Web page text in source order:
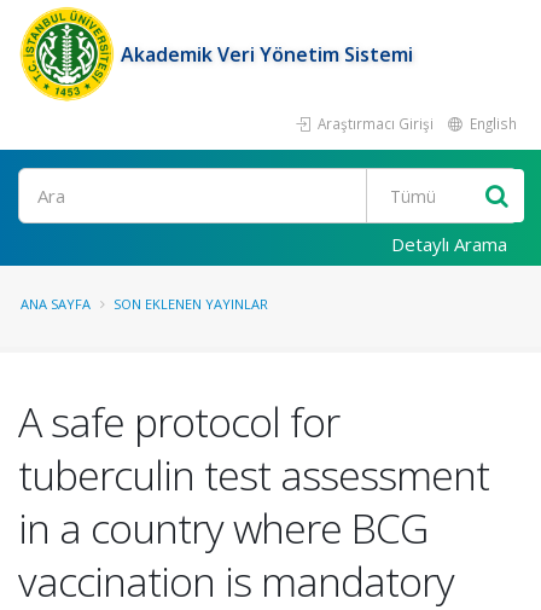
Akademik Veri Yönetim Sistemi
Araştırmacı Girişi English
Ara
Detaylı Arama
ANA SAYFA SON EKLENEN YAYINLAR
A safe protocol for
tuberculin test assessment
in a country where BCG
vaccination is mandatory